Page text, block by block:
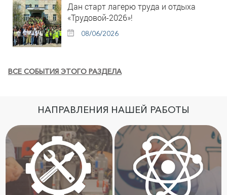
Дан старт лагерю труда и отдыха
«Трудовой-2026»!
08/06/2026
ВСЕ СОБЫТИЯ ЭТОГО РАЗДЕЛА
НАПРАВЛЕНИЯ НАШЕЙ РАБОТЫ